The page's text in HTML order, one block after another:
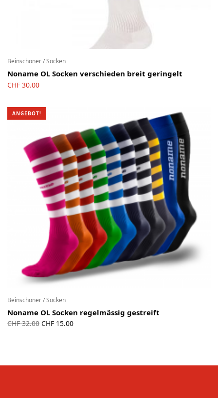
Beinschoner / Socken
Noname OL Socken verschieden breit geringelt
CHF 30.00
ANGEBOT!
Beinschoner / Socken
Noname OL Socken regelmässig gestreift
CHF32.00 Ursprünglicher
CHF 15.00Aktueller